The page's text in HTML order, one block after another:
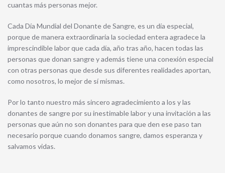
cuantas más personas mejor.
Cada Día Mundial del Donante de Sangre, es un día especial,
porque de manera extraordinaria la sociedad entera agradece la
imprescindible labor que cada día, año tras año, hacen todas las
personas que donan sangre y además tiene una conexión especial
con otras personas que desde sus diferentes realidades aportan,
como nosotros, lo mejor de sí mismas.
Por lo tanto nuestro más sincero agradecimiento a los y las
donantes de sangre por su inestimable labor y una invitación a las
personas que aún no son donantes para que den ese paso tan
necesario porque cuando donamos sangre, damos esperanza y
salvamos vidas.